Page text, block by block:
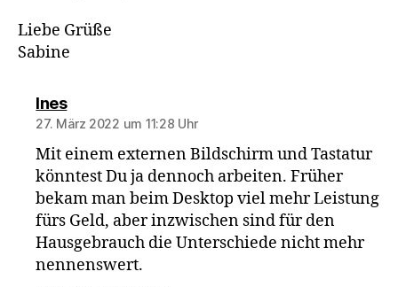
Liebe Grüße
Sabine
Inessagt:
27. März 2022 um 11:28 Uhr
Mit einem externen Bildschirm und Tastatur
könntest Du ja dennoch arbeiten. Früher
bekam man beim Desktop viel mehr Leistung
fürs Geld, aber inzwischen sind für den
Hausgebrauch die Unterschiede nicht mehr
nennenswert.